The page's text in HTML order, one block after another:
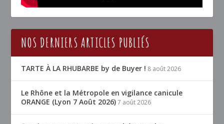
NOS DERNIERS ARTICLES PUBLIÉS
TARTE À LA RHUBARBE by de Buyer ! 8 août 2026
Le Rhône et la Métropole en vigilance canicule
ORANGE (Lyon 7 Août 2026) 7 août 2026